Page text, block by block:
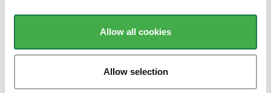
Allow all cookies
Allow selection